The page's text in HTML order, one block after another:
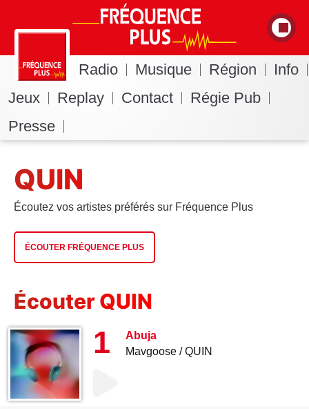
Radio Musique Région
Info
Jeux
Replay Contact
Régie Pub
Presse
QUIN
Écoutez vos artistes préférés sur Fréquence Plus
ÉCOUTER FRÉQUENCE PLUS
Écouter QUIN
1
Abuja
Mavgoose
QUIN